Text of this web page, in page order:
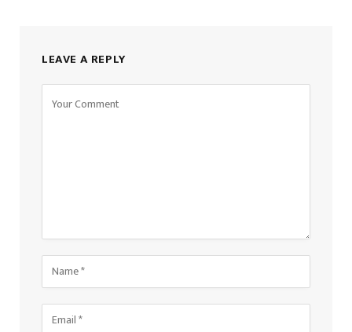
LEAVE A REPLY